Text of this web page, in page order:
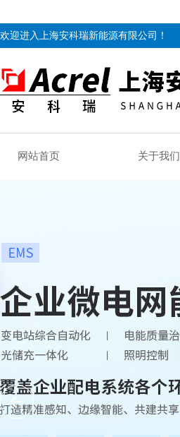
欢迎进入上海安科瑞新能源有限公司！
网站首页 关于我们